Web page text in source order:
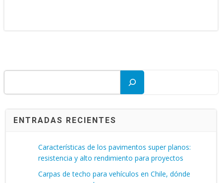
ENTRADAS RECIENTES
Características de los pavimentos super planos:
resistencia y alto rendimiento para proyectos
Carpas de techo para vehículos en Chile, dónde